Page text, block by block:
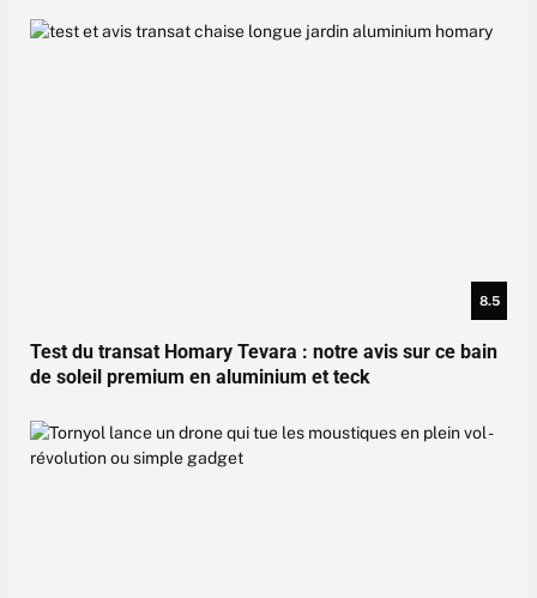
8.5
Test du transat Homary Tevara : notre avis sur ce bain
de soleil premium en aluminium et teck